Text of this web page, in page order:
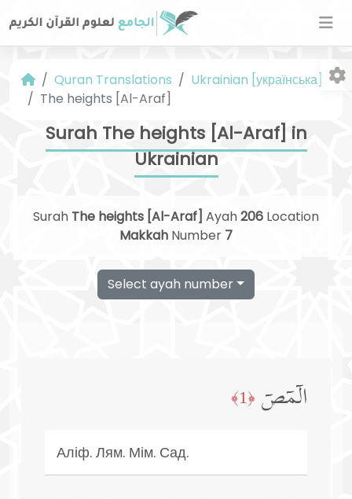
Quran Translations
Ukrainian [українська]
The heights [Al-Araf]
Surah The heights [Al-Araf] in
Ukrainian
Surah The heights [Al-Araf] Ayah206 Location
Makkah Number 7
Select ayah number
الۤمۤصۤ ﴿1﴾
Аліф. Лям. Мім. Сад.